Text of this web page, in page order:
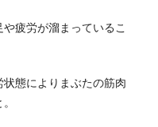
疲労が溜まっているこ
態によりまぶたの筋肉